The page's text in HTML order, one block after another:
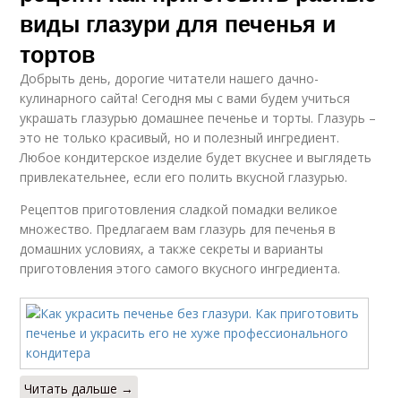
виды глазури для печенья и
тортов
Добрыть день, дорогие читатели нашего дачно-
кулинарного сайта! Сегодня мы с вами будем учиться
украшать глазурью домашнее печенье и торты. Глазурь –
это не только красивый, но и полезный ингредиент.
Любое кондитерское изделие будет вкуснее и выглядеть
привлекательнее, если его полить вкусной глазурью.
Рецептов приготовления сладкой помадки великое
множество. Предлагаем вам глазурь для печенья в
домашних условиях, а также секреты и варианты
приготовления этого самого вкусного ингредиента.
Читать дальше →